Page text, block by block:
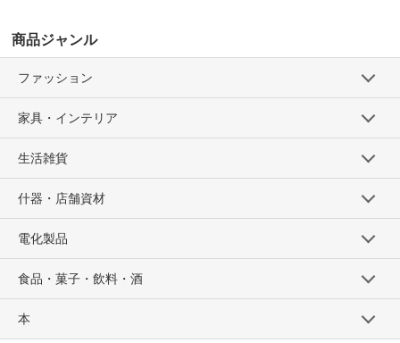
商品ジャンル
ファッション
家具・インテリア
生活雑貨
什器・店舗資材
電化製品
食品・菓子・飲料・酒
本